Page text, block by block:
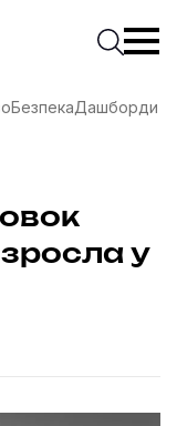
даніПочати
БезпекаДашборди
зросла у